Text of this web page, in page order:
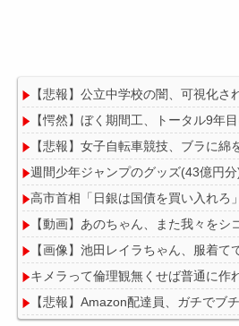
【悲報】公立中学校の闇、可視化
【愕然】ぼく期間工、トータル9年
【悲報】女子自転車競技、ブラに
週間少年ジャンプのグッズ(43億円
高市首相「日銀は国債を買い入れろ
【動画】あのちゃん、また我々を
【画像】池田レイラちゃん、服着
キメラって倫理観無くせば普通に作
【悲報】Amazon配達員、ガチでブ